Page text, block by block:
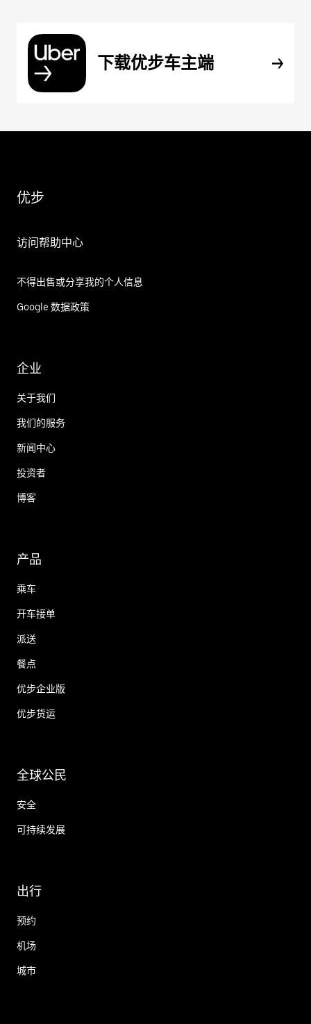
下载优步车主端
优步
访问帮助中心
不得出售或分享我的个人信息
Google 数据政策
企业
关于我们
我们的服务
新闻中心
投资者
博客
产品
乘车
开车接单
派送
餐点
优步企业版
优步货运
全球公民
安全
可持续发展
出行
预约
机场
城市